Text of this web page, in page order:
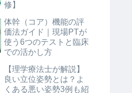
修】
体幹（コア）機能の評
価法ガイド｜現場PTが
使う6つのテストと臨床
での活かし方
【理学療法士が解説】
良い立位姿勢とは？よ
くある悪い姿勢3例も紹